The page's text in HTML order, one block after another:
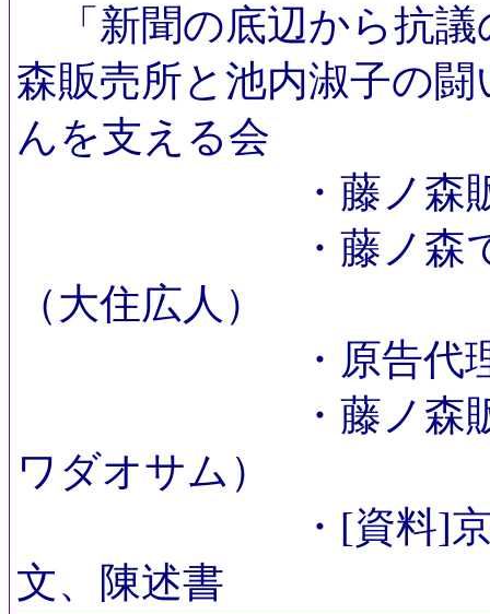
「新聞の底辺から抗議
森販売所と池内淑子の
んを支える会
・藤ノ森販売所
・藤ノ森でジャ
（大住広人）
・原告代理人と
・藤ノ森販売所
ワダオサム）
・[資料]京都地裁
文、陳述書